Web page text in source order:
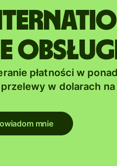
płatności w
w dolarach
mnie